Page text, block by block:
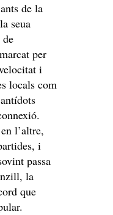
de la
seua
per
i
locals com
l’altre,
i
passa
la
que